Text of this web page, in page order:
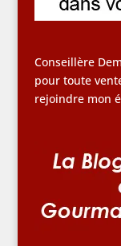
Conseillère
pour toute
rejoindre mon